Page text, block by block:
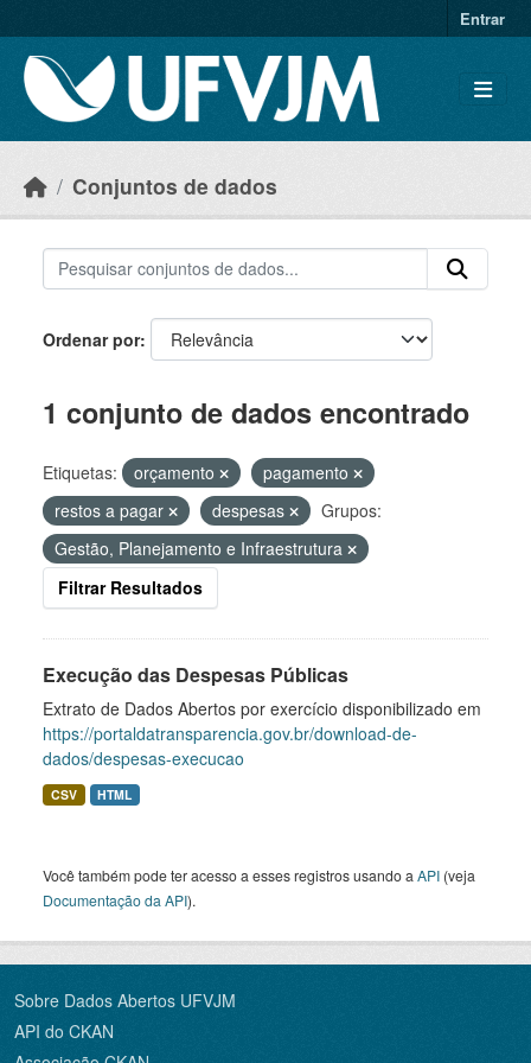
Entrar
Conjuntos de dados
Ordenar por
1 conjunto de dados encontrado
Etiquetas: orçamento
pagamento
restos a pagar
despesas
Grupos:
Gestão, Planejamento e Infraestrutura
Filtrar Resultados
Execução das Despesas Públicas
Extrato de Dados Abertos por exercício disponibilizado em
https://portaldatransparencia.gov.br/download-de-
dados/despesas-execucao
CSV HTML
Você também pode ter acesso a esses registros usando a API (veja
Documentação da API).
Sobre Dados Abertos UFVJM
API do CKAN